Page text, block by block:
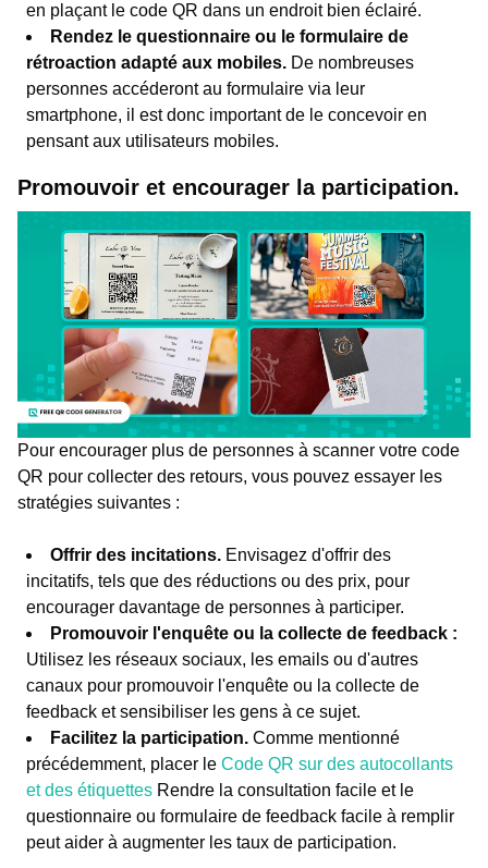
en plaçant le code QR dans un endroit bien éclairé.
Rendez le questionnaire ou le formulaire de
rétroaction adapté aux mobiles. De nombreuses
personnes accéderont au formulaire via leur
smartphone, il est donc important de le concevoir en
pensant aux utilisateurs mobiles.
Promouvoir et encourager la participation.
Pour encourager plus de personnes à scanner votre code
QR pour collecter des retours, vous pouvez essayer les
stratégies suivantes :
Offrir des incitations. Envisagez d'offrir des
incitatifs, tels que des réductions ou des prix, pour
encourager davantage de personnes à participer.
Promouvoir l'enquête ou la collecte de feedback :
Utilisez les réseaux sociaux, les emails ou d'autres
canaux pour promouvoir l'enquête ou la collecte de
feedback et sensibiliser les gens à ce sujet.
Facilitez la participation. Comme mentionné
précédemment, placer le Code QR sur des autocollants
et des étiquettes Rendre la consultation facile et le
questionnaire ou formulaire de feedback facile à remplir
peut aider à augmenter les taux de participation.